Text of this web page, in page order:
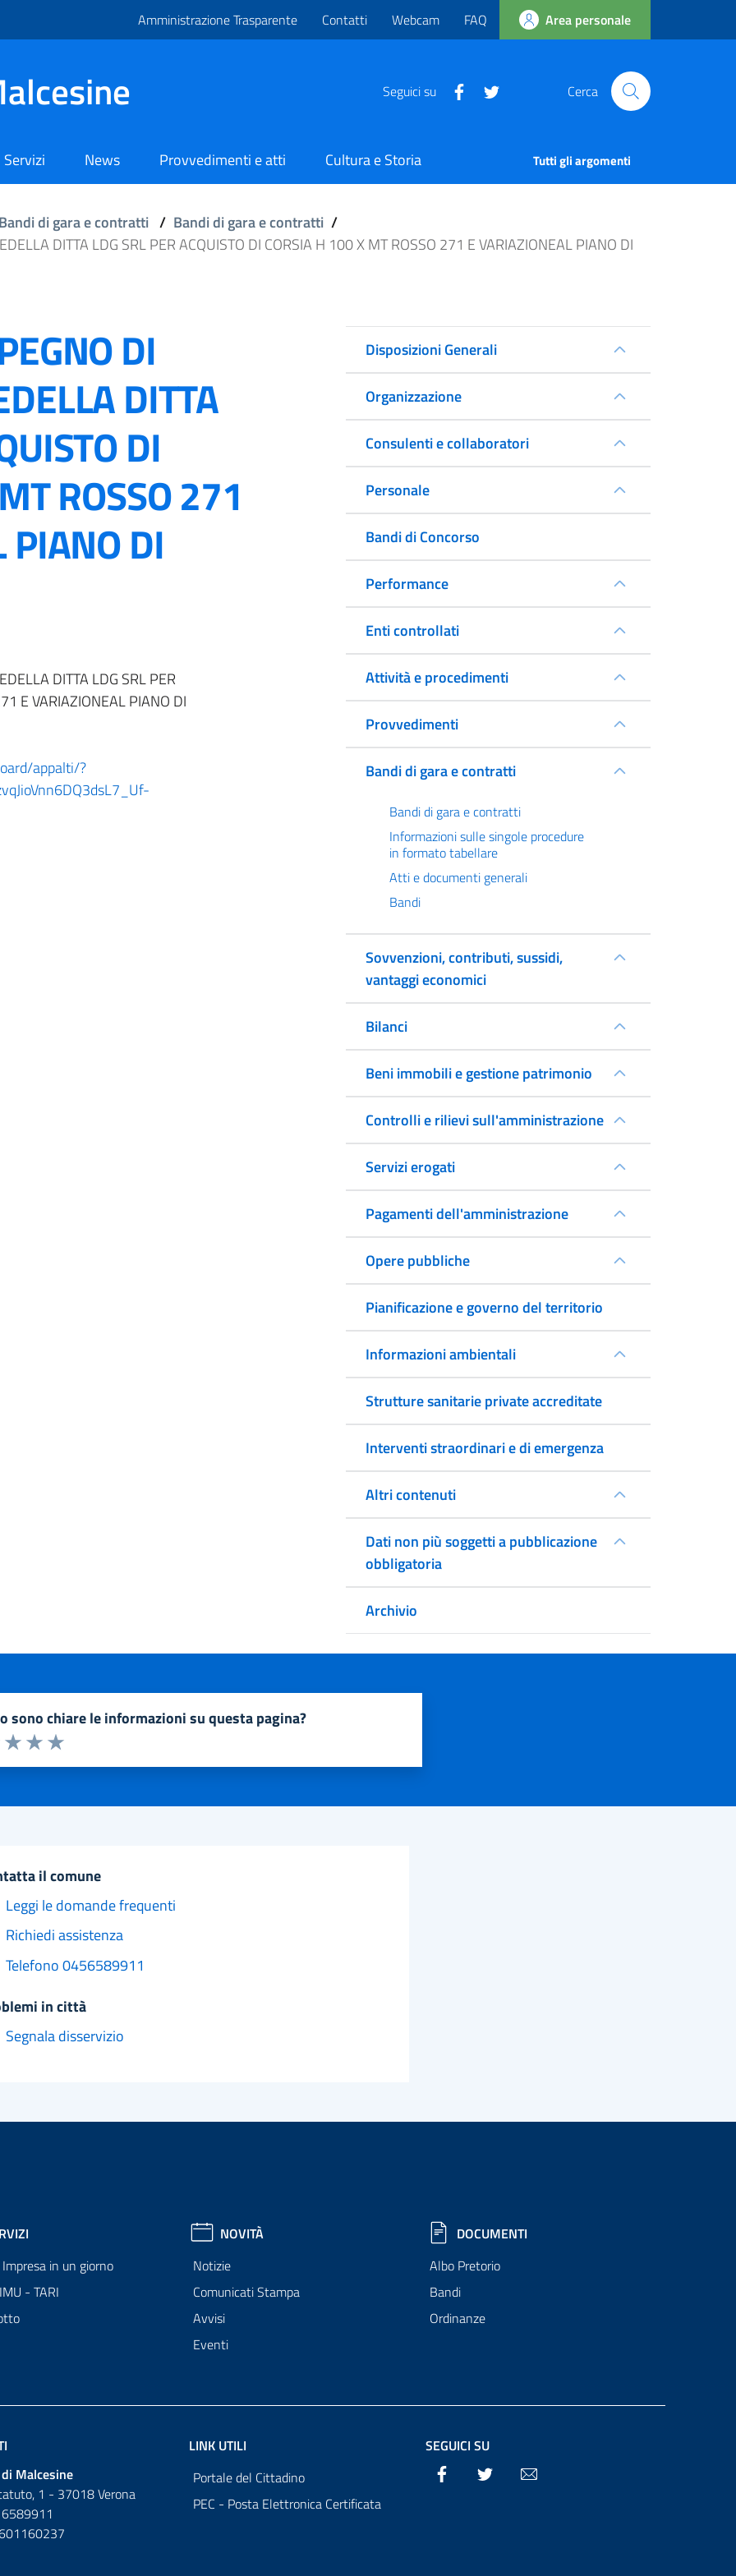
Amministrazione Trasparente Contatti Webcam FAQ Area personale
Seguici su Cerca
Servizi News Provvedimenti e atti Cultura e Storia Tutti gli argomenti
Bandi di gara e contratti / Bandi di gara e contratti /
DITTA LDG SRL PER ACQUISTO DI CORSIA H 100 X MT ROSSO 271 E VARIAZIONEAL PIANO DI
DI
DITTA
DI
ROSSO 271
PIANO DI
DITTA LDG SRL PER
E VARIAZIONEAL PIANO DI
appalti/?
Disposizioni Generali
Organizzazione
Consulenti e collaboratori
Personale
Bandi di Concorso
Performance
Enti controllati
Attività e procedimenti
Provvedimenti
Bandi di gara e contratti
Bandi di gara e contratti
Informazioni sulle singole procedure
in formato tabellare
Atti e documenti generali
Bandi
Sovvenzioni, contributi, sussidi,
vantaggi economici
Bilanci
Beni immobili e gestione patrimonio
Controlli e rilievi sull'amministrazione
Servizi erogati
Pagamenti dell'amministrazione
Opere pubbliche
Pianificazione e governo del territorio
Informazioni ambientali
Strutture sanitarie private accreditate
Interventi straordinari e di emergenza
Altri contenuti
Dati non più soggetti a pubblicazione
obbligatoria
Archivio
sono chiare le informazioni su questa pagina?
1 a 5 stelle la pagina
Valuta 5 stelle su 5
Valuta 4 stelle su 5
Valuta 3 stelle su 5
2 stelle su 5
stelle su 5
il comune
Leggi le domande frequenti
Richiedi assistenza
Telefono 0456589911
in città
Segnala disservizio
in un giorno
- TARI
NOVITÀ
Notizie
Comunicati Stampa
Avvisi
Eventi
DOCUMENTI
Albo Pretorio
Bandi
Ordinanze
Malcesine
1 - 37018 Verona
LINK UTILI
Portale del Cittadino
PEC - Posta Elettronica Certificata
SEGUICI SU
Facebook Twitter